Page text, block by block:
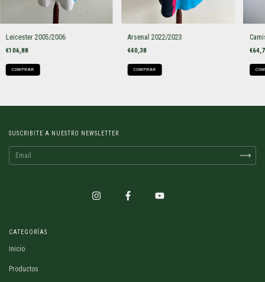
Leicester 2005/2006
€106,88
COMPRAR
Arsenal 2022/2023
€40,38
COMPRAR
SUSCRIBITE A NUESTRO NEWSLETTER
CATEGORÍAS
Inicio
Productos